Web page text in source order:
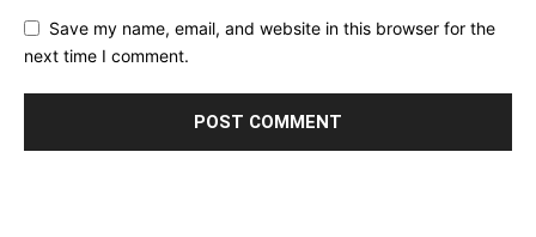
Save my name, email, and website in this browser for the
next time I comment.